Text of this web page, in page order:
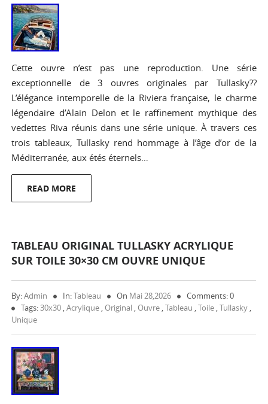
Cette ouvre n’est pas une reproduction. Une série
exceptionnelle de 3 ouvres originales par Tullasky??
L’élégance intemporelle de la Riviera française, le charme
légendaire d’Alain Delon et le raffinement mythique des
vedettes Riva réunis dans une série unique. À travers ces
trois tableaux, Tullasky rend hommage à l’âge d’or de la
Méditerranée, aux étés éternels…
READ MORE
TABLEAU ORIGINAL TULLASKY ACRYLIQUE
SUR TOILE 30×30 CM OUVRE UNIQUE
By:Admin In:Tableau On Mai 28,2026
Comments: 0
Tags:30x30 ,Acrylique , Original , Ouvre ,Tableau ,Toile ,Tullasky ,
Unique